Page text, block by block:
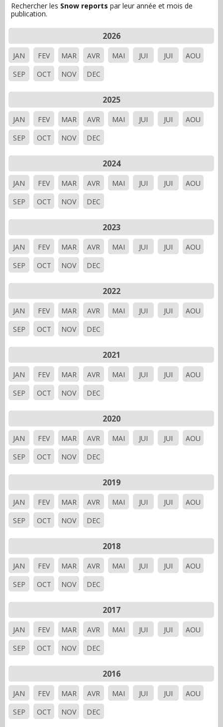
Rechercher les Snow reports par leur année et mois de
publication.
2026
JAN FEV MAR AVR MAI JUI JUI
AOU
SEP
OCT NOV DEC
2025
JAN FEV MAR AVR MAI JUI JUI
AOU
SEP
OCT NOV DEC
2024
JAN FEV MAR AVR MAI JUI JUI
AOU
SEP
OCT NOV DEC
2023
JAN FEV MAR AVR MAI JUI JUI
AOU
SEP
OCT NOV DEC
2022
JAN FEV MAR AVR MAI JUI JUI
AOU
SEP
OCT NOV DEC
2021
JAN FEV MAR AVR MAI JUI JUI
AOU
SEP
OCT NOV DEC
2020
JAN FEV MAR AVR MAI JUI JUI
AOU
SEP
OCT NOV DEC
2019
JAN FEV MAR AVR MAI JUI JUI
AOU
SEP
OCT NOV DEC
2018
JAN FEV MAR AVR MAI JUI JUI
AOU
SEP
OCT NOV DEC
2017
JAN FEV MAR AVR MAI JUI JUI
AOU
SEP
OCT NOV DEC
2016
JAN FEV MAR AVR MAI JUI JUI
AOU
SEP
OCT NOV DEC